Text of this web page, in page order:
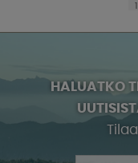
1
HALUATKO